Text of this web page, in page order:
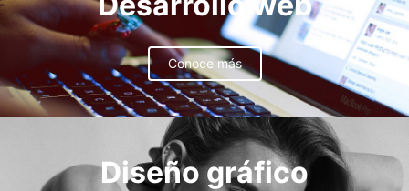
Conoce más
Diseño gráfico